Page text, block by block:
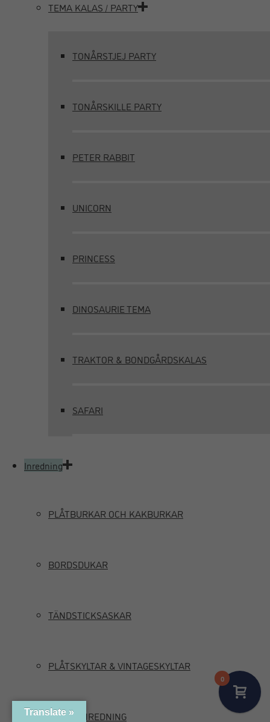
TEMA KALAS / PARTY
TONÅRSTJEJ PARTY
TONÅRSKILLE PARTY
PETER RABBIT
UNICORN
PRINCESS
DINOSAURIE TEMA
TRAKTOR & BONDGÅRDSKALAS
SAFARI
Inredning
PLÅTBURKAR OCH KAKBURKAR
BORDSDUKAR
TÄNDSTICKSASKAR
PLÅTSKYLTAR & VINTAGESKYLTAR
MARIN INREDNING
0
Translate »